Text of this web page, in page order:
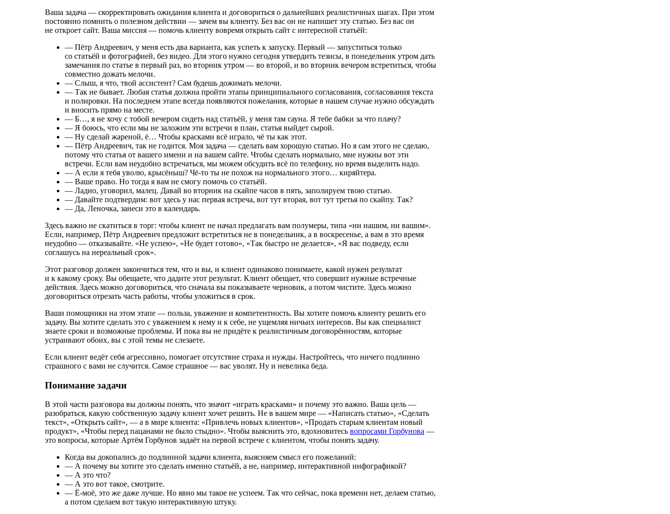
Ваша задача — скорректировать ожидания клиента и договориться о дальнейших реалистичных шагах. При этом
постоянно помнить о полезном действии — зачем вы клиенту. Без вас он не напишет эту статью. Без вас он
не откроет сайт. Ваша миссия — помочь клиенту вовремя открыть сайт с интересной статьёй:
— Пётр Андреевич, у меня есть два варианта, как успеть к запуску. Первый — запуститься только
со статьёй и фотографией, без видео. Для этого нужно сегодня утвердить тезисы, в понедельник утром дать
замечания по статье в первый раз, во вторник утром — во второй, и во вторник вечером встретиться, чтобы
совместно дожать мелочи.
— Слыш, я что, твой ассистент? Сам будешь дожимать мелочи.
— Так не бывает. Любая статья должна пройти этапы принципиального согласования, согласования текста
и полировки. На последнем этапе всегда появляются пожелания, которые в нашем случае нужно обсуждать
и вносить прямо на месте.
— Б…, я не хочу с тобой вечером сидеть над статьёй, у меня там сауна. Я тебе бабки за что плачу?
— Я боюсь, что если мы не заложим эти встречи в план, статья выйдет сырой.
— Ну сделай жареной, ё… Чтобы красками всё играло, чё ты как этот.
— Пётр Андреевич, так не годится. Моя задача — сделать вам хорошую статью. Но я сам этого не сделаю,
потому что статья от вашего имени и на вашем сайте. Чтобы сделать нормально, мне нужны вот эти
встречи. Если вам неудобно встречаться, мы можем обсудить всё по телефону, но время выделить надо.
— А если я тебя уволю, крысёныш? Чё-то ты не похож на нормального этого… киряйтера.
— Ваше право. Но тогда я вам не смогу помочь со статьёй.
— Ладно, уговорил, малец. Давай во вторник на скайпе часов в пять, заполируем твою статью.
— Давайте подтвердим: вот здесь у нас первая встреча, вот тут вторая, вот тут третья по скайпу. Так?
— Да, Леночка, занеси это в календарь.
Здесь важно не скатиться в торг: чтобы клиент не начал предлагать вам полумеры, типа «ни нашим, ни вашим».
Если, например, Пётр Андреевич предложит встретиться не в понедельник, а в воскресенье, а вам в это время
неудобно — отказывайте. «Не успею», «Не будет готово», «Так быстро не делается», «Я вас подведу, если
соглашусь на нереальный срок».
Этот разговор должен закончиться тем, что и вы, и клиент одинаково понимаете, какой нужен результат
и к какому сроку. Вы обещаете, что дадите этот результат. Клиент обещает, что совершит нужные встречные
действия. Здесь можно договориться, что сначала вы показываете черновик, а потом чистите. Здесь можно
договориться отрезать часть работы, чтобы уложиться в срок.
Ваши помощники на этом этапе — польза, уважение и компетентность. Вы хотите помочь клиенту решить его
задачу. Вы хотите сделать это с уважением к нему и к себе, не ущемляя ничьих интересов. Вы как специалист
знаете сроки и возможные проблемы. И пока вы не придёте к реалистичным договорённостям, которые
устраивают обоих, вы с этой темы не слезаете.
Если клиент ведёт себя агрессивно, помогает отсутствие страха и нужды. Настройтесь, что ничего подлинно
страшного с вами не случится. Самое страшное — вас уволят. Ну и невелика беда.
Понимание задачи
В этой части разговора вы должны понять, что значит «играть красками» и почему это важно. Ваша цель —
разобраться, какую собственную задачу клиент хочет решить. Не в вашем мире — «Написать статью», «Сделать
текст», «Открыть сайт», — а в мире клиента: «Привлечь новых клиентов», «Продать старым клиентам новый
продукт», «Чтобы перед пацанами не было стыдно». Чтобы выяснить это, вдохновитесь вопросами Горбунова —
это вопросы, которые Артём Горбунов задаёт на первой встрече с клиентом, чтобы понять задачу.
Когда вы докопались до подлинной задачи клиента, выясняем смысл его пожеланий:
— А почему вы хотите это сделать именно статьёй, а не, например, интерактивной инфографикой?
— А это что?
— А это вот такое, смотрите.
— Ё-моё, это же даже лучше. Но явно мы такое не успеем. Так что сейчас, пока времени нет, делаем статью,
а потом сделаем вот такую интерактивную штуку.